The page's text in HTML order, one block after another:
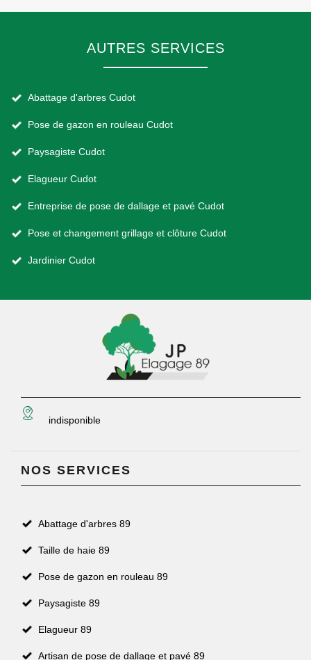
AUTRES SERVICES
Abattage d'arbres Cudot
Pose de gazon en rouleau Cudot
Paysagiste Cudot
Elagueur Cudot
Entreprise de pose de dallage et pavé Cudot
Pose et changement grillage et clôture Cudot
Jardinier Cudot
indisponible
NOS SERVICES
Abattage d'arbres 89
Taille de haie 89
Pose de gazon en rouleau 89
Paysagiste 89
Elagueur 89
Artisan de pose de dallage et pavé 89